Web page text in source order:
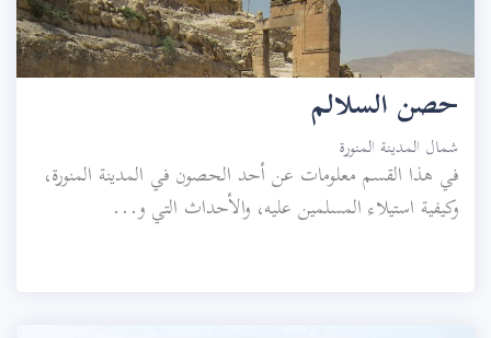
حصن السلالم
شمال المدينة المنورة
في هذا القسم معلومات عن أحد الحصون في المدينة المنورة،
وكيفية استيلاء المسلمين عليه، والأحداث التي و...